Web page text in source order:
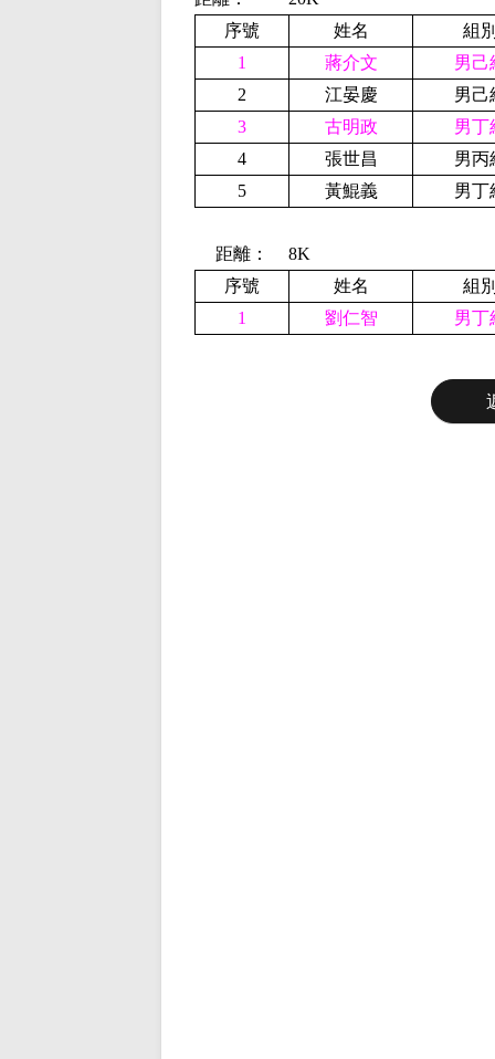
序號
姓名
組
1
蔣介文
男己
2
江晏慶
男己
3
古明政
男丁
4
張世昌
男丙
5
黃鯤義 男丁
距離：
8K
序號
姓名
組
1
劉仁智 男丁